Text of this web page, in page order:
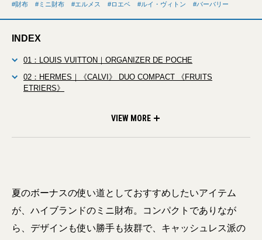
財布 ミニ財布 エルメス ロエベ ルイ・ヴィトン バーバリー
INDEX
01：LOUIS VUITTON｜ORGANIZER DE POCHE
02：HERMES｜《CALVI》 DUO COMPACT 《FRUITS
ETRIERS》
VIEW MORE
夏のボーナスの使い道としておすすめしたいアイテム
が、ハイブランドのミニ財布。コンパクトでありなが
ら、デザインも使い勝手も抜群で、キャッシュレス派の